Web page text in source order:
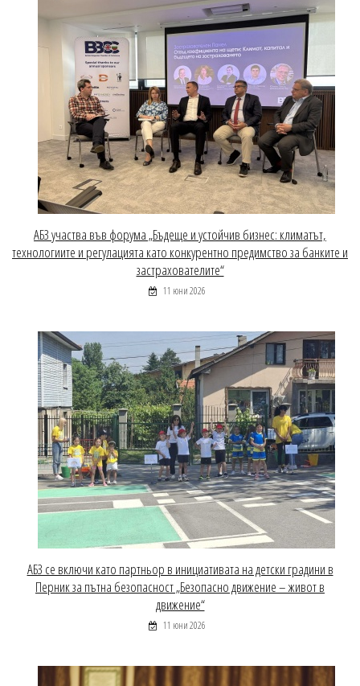
АБЗ участва във форума „Бъдеще и устойчив бизнес: климатът,
технологиите и регулацията като конкурентно предимство за банките и
застрахователите“
11 юни 2026
АБЗ се включи като партньор в инициативата на детски градини в
Перник за пътна безопасност „Безопасно движение – живот в
движение“
11 юни 2026